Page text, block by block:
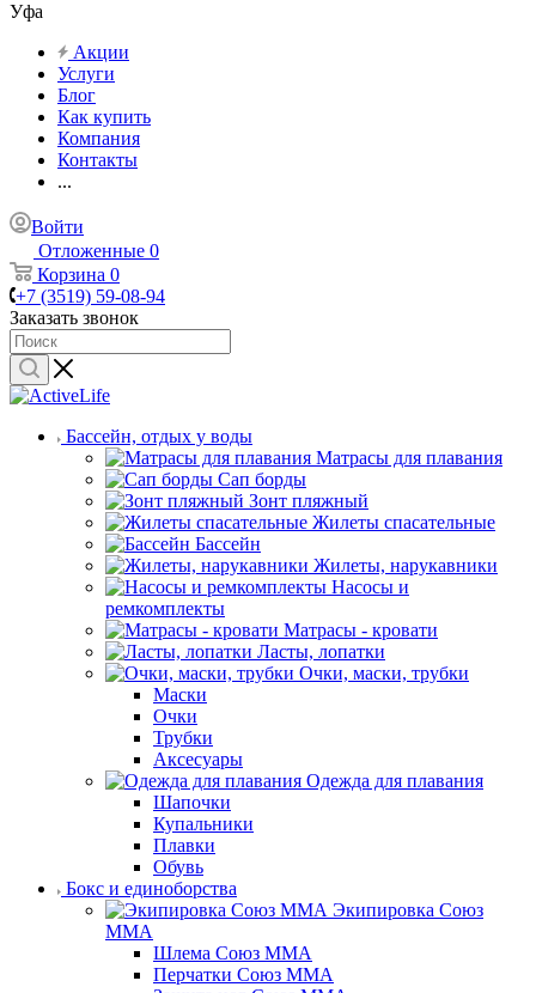
Уфа
Акции
Услуги
Блог
Как купить
Компания
Контакты
...
Войти
Отложенные 0
Корзина 0
+7 (3519) 59-08-94
Заказать звонок
Бассейн, отдых у воды
Матрасы для плавания
Сап борды
Зонт пляжный
Жилеты спасательные
Бассейн
Жилеты, нарукавники
Насосы и
ремкомплекты
Матрасы - кровати
Ласты, лопатки
Очки, маски, трубки
Маски
Очки
Трубки
Аксесуары
Одежда для плавания
Шапочки
Купальники
Плавки
Обувь
Бокс и единоборства
Экипировка Союз
ММА
Шлема Союз ММА
Перчатки Союз ММА